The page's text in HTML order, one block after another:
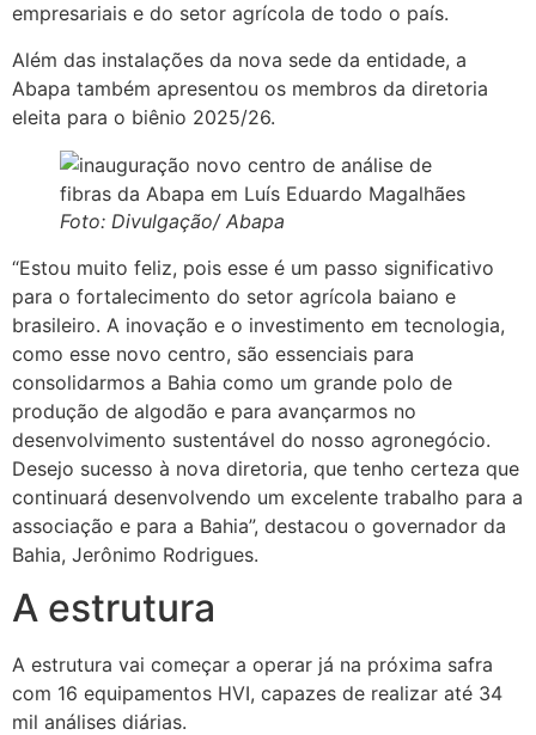
empresariais e do setor agrícola de todo o país.
Além das instalações da nova sede da entidade, a
Abapa também apresentou os membros da diretoria
eleita para o biênio 2025/26.
Foto: Divulgação/ Abapa
“Estou muito feliz, pois esse é um passo significativo
para o fortalecimento do setor agrícola baiano e
brasileiro. A inovação e o investimento em tecnologia,
como esse novo centro, são essenciais para
consolidarmos a Bahia como um grande polo de
produção de algodão e para avançarmos no
desenvolvimento sustentável do nosso agronegócio.
Desejo sucesso à nova diretoria, que tenho certeza que
continuará desenvolvendo um excelente trabalho para a
associação e para a Bahia”, destacou o governador da
Bahia, Jerônimo Rodrigues.
A estrutura
A estrutura vai começar a operar já na próxima safra
com 16 equipamentos HVI, capazes de realizar até 34
mil análises diárias.